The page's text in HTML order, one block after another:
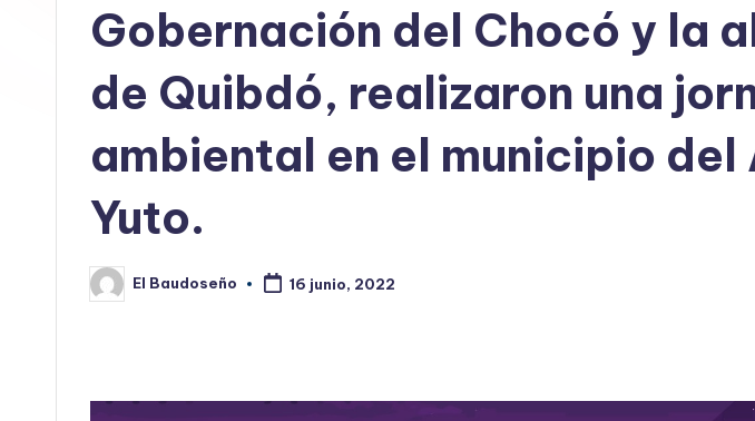
Gobernación del Chocó y la
de Quibdó, realizaron una
ambiental en el municipio
Yuto.
Publicado
por
El Baudoseño 16 junio, 2022